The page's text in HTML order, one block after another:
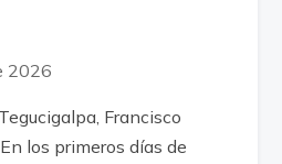
2026
Francisco
los primeros días de